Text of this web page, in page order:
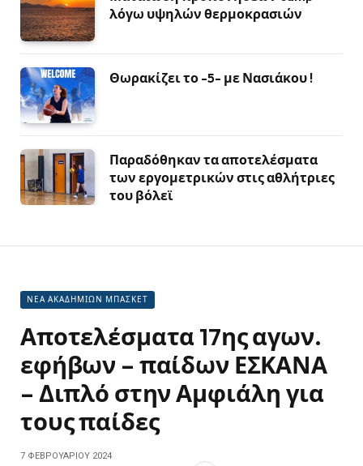
λόγω υψηλών θερμοκρασιών
Θωρακίζει το -5- με Νασιάκου !
Παραδόθηκαν τα αποτελέσματα
των εργομετρικών στις αθλήτριες
του βόλεϊ
ΝΕΑ ΑΚΑΔΗΜΙΩΝ ΜΠΑΣΚΕΤ
Αποτελέσματα 17ης αγων.
εφήβων – παίδων ΕΣΚΑΝΑ
– Διπλό στην Αμφιάλη για
τους παίδες
7 ΦΕΒΡΟΥΑΡΊΟΥ 2024